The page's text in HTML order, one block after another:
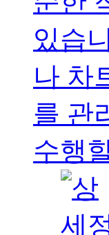
있습
나 차
를 관
수행